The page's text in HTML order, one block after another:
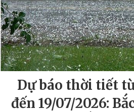
Dự báo thời tiết
đến 19/07/2026: